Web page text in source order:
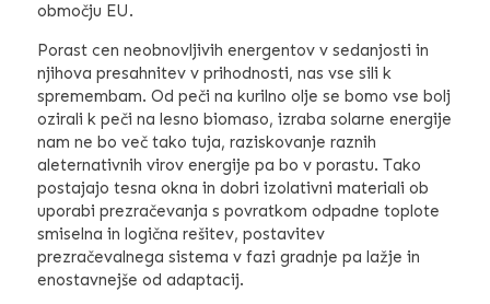
območju EU.
Porast cen neobnovljivih energentov v sedanjosti in
njihova presahnitev v prihodnosti, nas vse sili k
spremembam. Od peči na kurilno olje se bomo vse bolj
ozirali k peči na lesno biomaso, izraba solarne energije
nam ne bo več tako tuja, raziskovanje raznih
aleternativnih virov energije pa bo v porastu. Tako
postajajo tesna okna in dobri izolativni materiali ob
uporabi prezračevanja s povratkom odpadne toplote
smiselna in logična rešitev, postavitev
prezračevalnega sistema v fazi gradnje pa lažje in
enostavnejše od adaptacij.